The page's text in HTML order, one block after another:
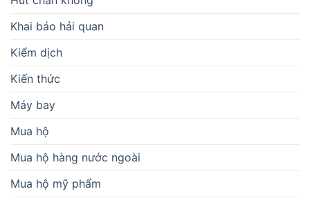
Khai báo hải quan
Kiểm dịch
Kiến thức
Máy bay
Mua hộ
Mua hộ hàng nước ngoài
Mua hộ mỹ phẩm